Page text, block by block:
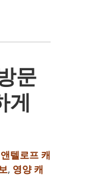
문
게
텔로프 캐
, 영양 캐